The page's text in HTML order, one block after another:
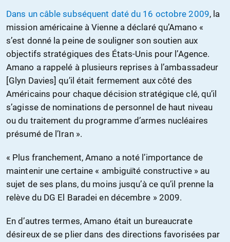
Dans un câble subséquent daté du 16 octobre 2009, la
mission américaine à Vienne a déclaré qu’Amano «
s’est donné la peine de souligner son soutien aux
objectifs stratégiques des États-Unis pour l’Agence.
Amano a rappelé à plusieurs reprises à l’ambassadeur
[Glyn Davies] qu’il était fermement aux côté des
Américains pour chaque décision stratégique clé, qu’il
s’agisse de nominations de personnel de haut niveau
ou du traitement du programme d’armes nucléaires
présumé de l’Iran ».
« Plus franchement, Amano a noté l’importance de
maintenir une certaine « ambiguïté constructive » au
sujet de ses plans, du moins jusqu’à ce qu’il prenne la
relève du DG El Baradei en décembre » 2009.
En d’autres termes, Amano était un bureaucrate
désireux de se plier dans des directions favorisées par